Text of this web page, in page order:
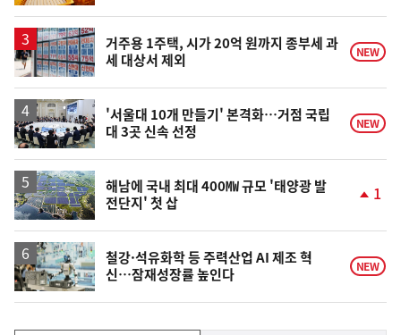
상
승
거주용 1주택, 시가 20억 원까지 종부세 과
세 대상서 제외
NEW
'서울대 10개 만들기' 본격화…거점 국립
대 3곳 신속 선정
NEW
해남에 국내 최대 400㎿ 규모 '태양광 발
전단지' 첫 삽
상
승
1
철강·석유화학 등 주력산업 AI 제조 혁
신…잠재성장률 높인다
NEW